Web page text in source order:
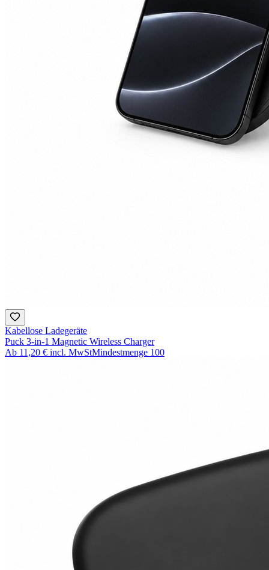
Kabellose Ladegeräte
Puck 3-in-1 Magnetic Wireless Charger
Ab 11,20 € incl. MwStMindestmenge 100